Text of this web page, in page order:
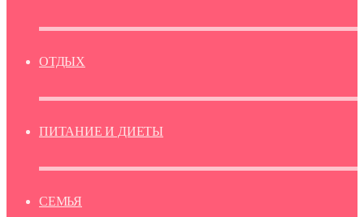
ОТДЫХ
ПИТАНИЕ И ДИЕТЫ
СЕМЬЯ